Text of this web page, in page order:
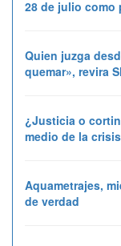
28 de julio como
Quien juzga
quemar», revira
¿Justicia o
medio de la
Aquametrajes,
de verdad